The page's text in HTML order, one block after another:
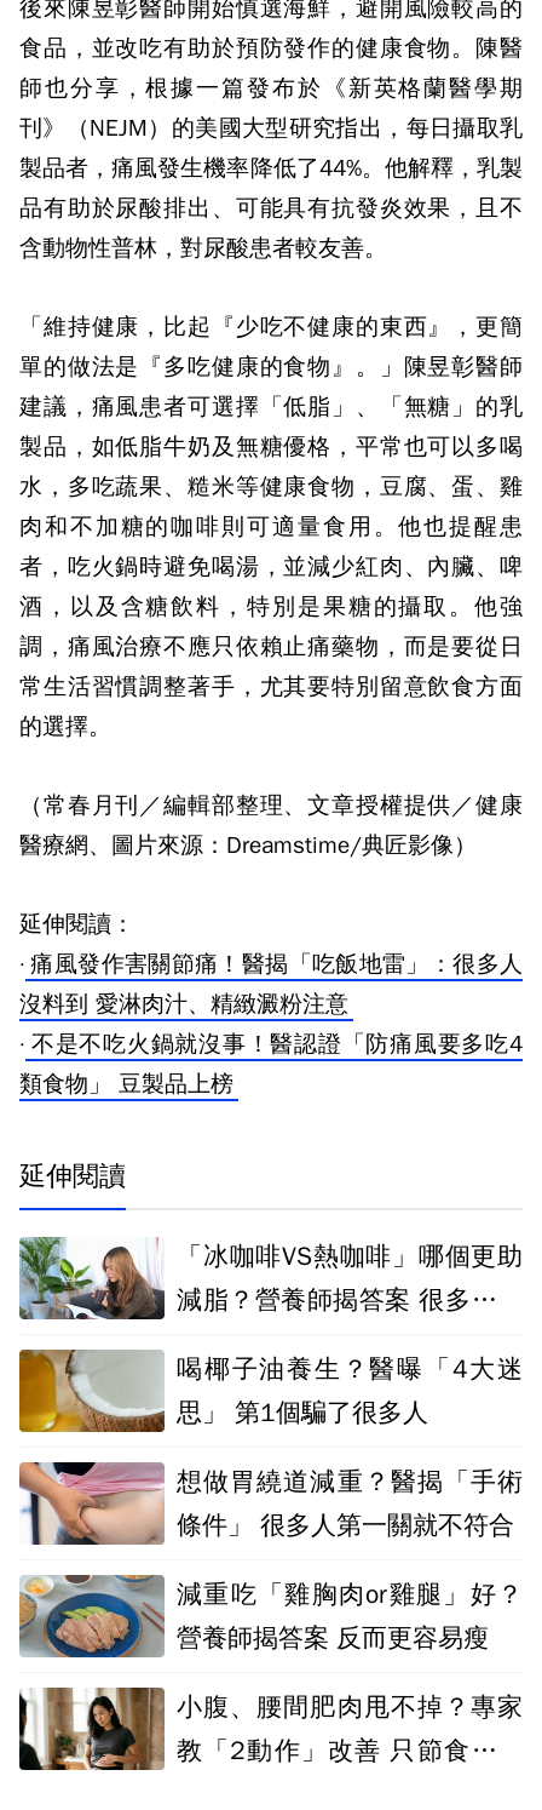
後來陳昱彰醫師開始慎選海鮮，避開風險較高的
食品，並改吃有助於預防發作的健康食物。陳醫
師也分享，根據一篇發布於《新英格蘭醫學期
刊》（NEJM）的美國大型研究指出，每日攝取乳
製品者，痛風發生機率降低了44%。他解釋，乳製
品有助於尿酸排出、可能具有抗發炎效果，且不
含動物性普林，對尿酸患者較友善。
「維持健康，比起『少吃不健康的東西』，更簡
單的做法是『多吃健康的食物』。」陳昱彰醫師
建議，痛風患者可選擇「低脂」、「無糖」的乳
製品，如低脂牛奶及無糖優格，平常也可以多喝
水，多吃蔬果、糙米等健康食物，豆腐、蛋、雞
肉和不加糖的咖啡則可適量食用。他也提醒患
者，吃火鍋時避免喝湯，並減少紅肉、內臟、啤
酒，以及含糖飲料，特別是果糖的攝取。他強
調，痛風治療不應只依賴止痛藥物，而是要從日
常生活習慣調整著手，尤其要特別留意飲食方面
的選擇。
（常春月刊／編輯部整理、文章授權提供／健康
醫療網、圖片來源：Dreamstime/典匠影像）
延伸閱讀：
· 痛風發作害關節痛！醫揭「吃飯地雷」：很多人
沒料到 愛淋肉汁、精緻澱粉注意
· 不是不吃火鍋就沒事！醫認證「防痛風要多吃4
類食物」 豆製品上榜
延伸閱讀
「冰咖啡VS熱咖啡」哪個更助
減脂？營養師揭答案 很多人喝
喝椰子油養生？醫曝「4大迷
思」 第1個騙了很多人
想做胃繞道減重？醫揭「手術
條件」 很多人第一關就不符合
減重吃「雞胸肉or雞腿」好？
營養師揭答案 反而更容易瘦
小腹、腰間肥肉甩不掉？專家
教「2動作」改善 只節食減重